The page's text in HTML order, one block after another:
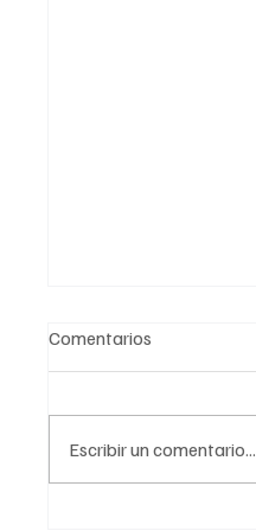
Comentarios
Escribir un comentario...